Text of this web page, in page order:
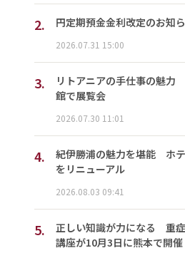
2. 円定期預金金利改定のお知
2026.07.31 15:00
3.
リトアニアの手仕事の魅力
館で展覧会
2026.07.30 11:01
4.
紀伊勝浦の魅力を堪能 ホ
をリニューアル
2026.08.03 09:41
5.
正しい知識が力になる 重
講座が10月3日に熊本で開催